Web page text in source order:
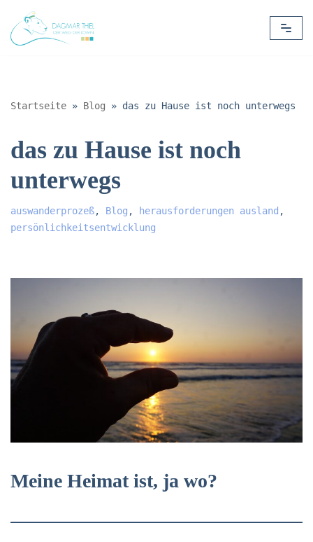
Zum
Startseite » Blog » das zu Hause ist noch unterwegs
das zu Hause ist noch
unterwegs
auswanderprozeß, Blog , herausforderungen ausland ,
persönlichkeitsentwicklung
Meine Heimat ist, ja wo?